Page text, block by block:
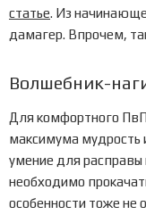
статье. Из
дамагер. Впрочем,
Волшебник-
Для комфортного
максимума мудрость
умение для расправы
необходимо
особенности тоже не